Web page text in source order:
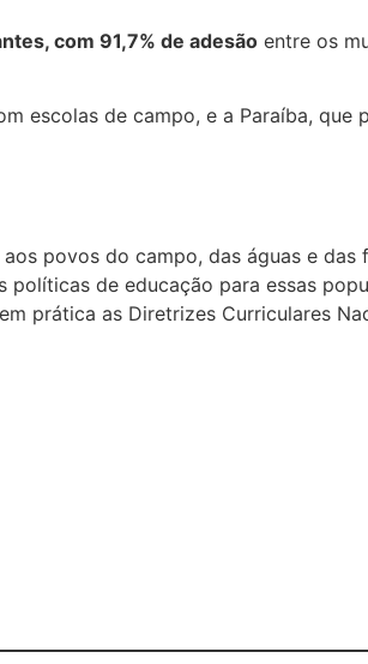
com 91,7% de adesão entre os
escolas de campo, e a Paraíba,
povos do campo, das águas e das
de educação para essas
prática as Diretrizes Curriculares